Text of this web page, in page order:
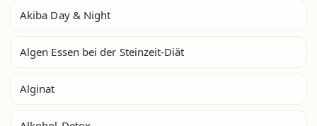
Akiba Day & Night
Algen Essen bei der Steinzeit-Diät
Alginat